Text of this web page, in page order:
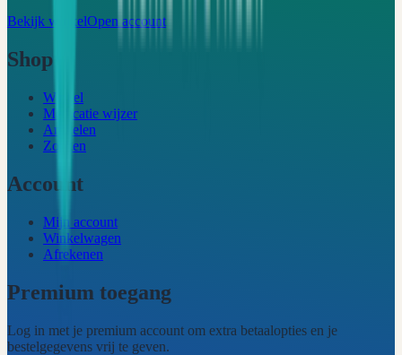
Bekijk winkelOpen account
Shop
Winkel
Medicatie wijzer
Artikelen
Zoeken
Account
Mijn account
Winkelwagen
Afrekenen
Premium toegang
Log in met je premium account om extra betaalopties en je
bestelgegevens vrij te geven.